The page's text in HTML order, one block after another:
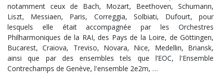
notamment ceux de Bach, Mozart, Beethoven, Schumann,
Liszt, Messiaen, Paris, Correggia, Solbiati, Dufourt, pour
lesquels elle était accompagnée par les Orchestres
Philharmoniques de la RAI, des Pays de la Loire, de Göttingen,
Bucarest, Craiova, Treviso, Novara, Nice, Medellin, Briansk,
ainsi que par des ensembles tels que l’EOC, l'Ensemble
Contrechamps de Genève, l'ensemble 2e2m, …